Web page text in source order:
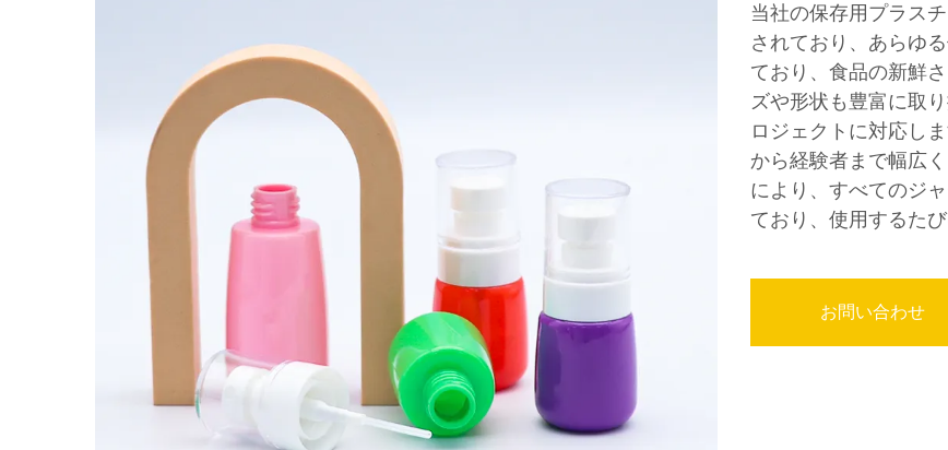
当社の保存用プラス
されており、あらゆ
ており、食品の新鮮
ズや形状も豊富に取
ロジェクトに対応し
から経験者まで幅広
により、すべてのジ
ており、使用するた
お問い合わせ